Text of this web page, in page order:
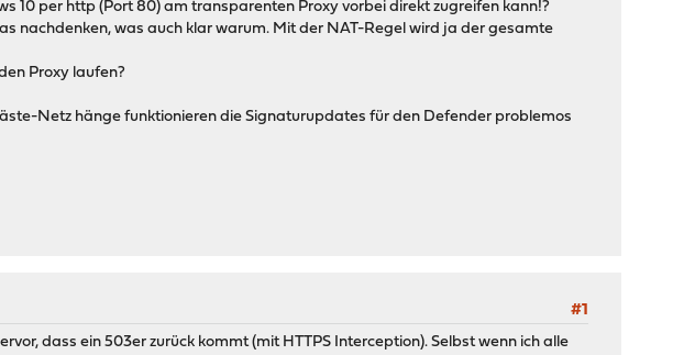
10 per http (Port 80) am transparenten Proxy vorbei direkt zugreifen kann!?
nachdenken, was auch klar warum. Mit der NAT-Regel wird ja der gesamte
Proxy laufen?
Netz hänge funktionieren die Signaturupdates für den Defender problemos
#1
dass ein 503er zurück kommt (mit HTTPS Interception). Selbst wenn ich alle